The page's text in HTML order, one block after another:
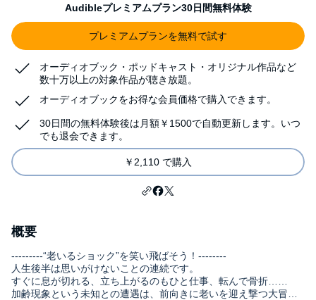
Audibleプレミアムプラン30日間無料体験
プレミアムプランを無料で試す
オーディオブック・ポッドキャスト・オリジナル作品など
数十万以上の対象作品が聴き放題。
オーディオブックをお得な会員価格で購入できます。
30日間の無料体験後は月額￥1500で自動更新します。いつ
でも退会できます。
￥2,110 で購入
概要
---------“老いるショック”を笑い飛ばそう！--------
人生後半は思いがけないことの連続です。
すぐに息が切れる、立ち上がるのもひと仕事、転んで骨折……
加齢現象という未知との遭遇は、前向きに老いを迎え撃つ大冒険